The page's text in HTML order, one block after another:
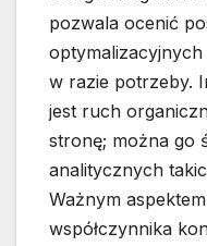
pozwala ocenić
w razie potrzeby.
jest ruch
stronę; można go
analitycznych
Ważnym
współczynnika